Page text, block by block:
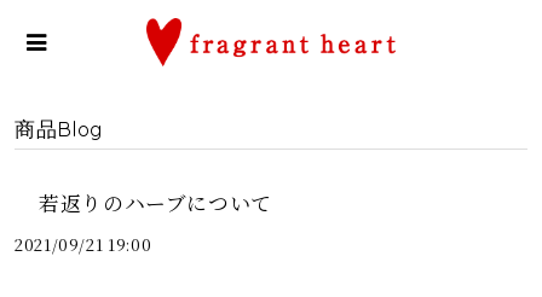
商品Blog
若返りのハーブについて
2021/09/21 19:00